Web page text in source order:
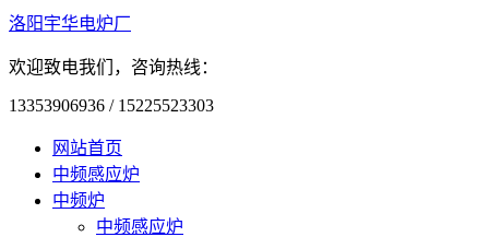
洛阳宇华电炉厂
欢迎致电我们，咨询热线：
13353906936 / 15225523303
网站首页
中频感应炉
中频炉
中频感应炉